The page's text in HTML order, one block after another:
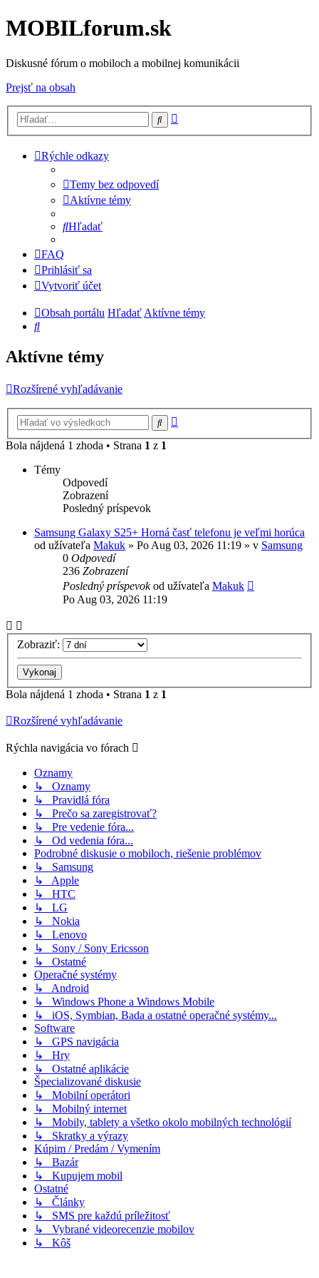
MOBILforum.sk
Diskusné fórum o mobiloch a mobilnej komunikácii
Prejsť na obsah
Hľadať
Rýchle odkazy
Temy bez odpovedí
Aktívne témy
Hľadať
FAQ
Prihlásiť sa
Vytvoriť účet
Obsah portálu HľadaťAktívne témy
Hľadať
Aktívne témy
Rozšírené vyhľadávanie
Hľadať
Bola nájdená 1 zhoda • Strana 1 z 1
Témy
Odpovedí
Zobrazení
Posledný príspevok
Samsung Galaxy S25+ Horná časť telefonu je veľmi horúca
od užívateľa Makuk » Po Aug 03, 2026 11:19 » v Samsung
0 Odpovedí
236 Zobrazení
Posledný príspevokod užívateľa Makuk
Po Aug 03, 2026 11:19
Zobraziť:
Bola nájdená 1 zhoda • Strana 1 z 1
Rozšírené vyhľadávanie
Rýchla navigácia vo fórach
Oznamy
↳ Oznamy
↳ Pravidlá fóra
↳ Prečo sa zaregistrovať?
↳ Pre vedenie fóra...
↳ Od vedenia fóra...
Podrobné diskusie o mobiloch, riešenie problémov
↳ Samsung
↳ Apple
↳ HTC
↳ LG
↳ Nokia
↳ Lenovo
↳ Sony / Sony Ericsson
↳ Ostatné
Operačné systémy
↳ Android
↳ Windows Phone a Windows Mobile
↳ iOS, Symbian, Bada a ostatné operačné systémy...
Software
↳ GPS navigácia
↳ Hry
↳ Ostatné aplikácie
Špecializované diskusie
↳ Mobilní operátori
↳ Mobilný internet
↳ Mobily, tablety a všetko okolo mobilných technológií
↳ Skratky a výrazy
Kúpim / Predám / Vymením
↳ Bazár
↳ Kupujem mobil
Ostatné
↳ Články
↳ SMS pre každú príležitosť
↳ Vybrané videorecenzie mobilov
↳ Kôš